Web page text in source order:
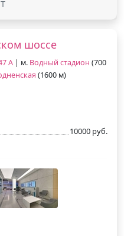
шоссе
А | м. Водный стадион (700
(1600 м)
10000 руб.